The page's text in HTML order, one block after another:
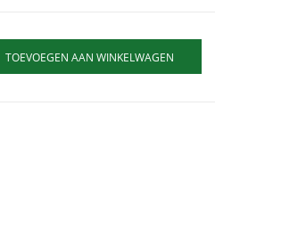
TOEVOEGEN AAN WINKELWAGEN